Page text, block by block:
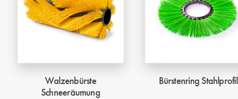
Walzenbürste
Schneeräumung
Bürstenring Stahlprofil